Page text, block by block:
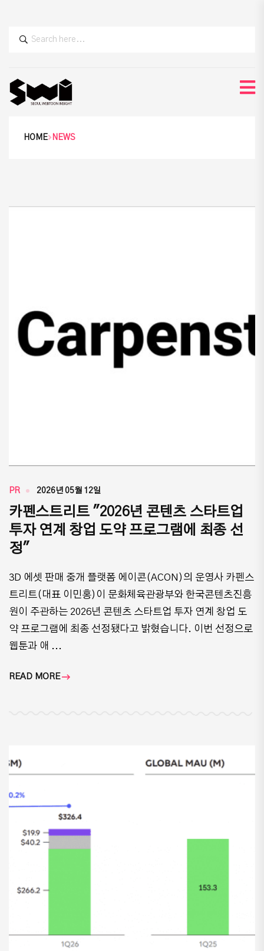
HOME NEWS
PR 2026년 05월 12일
카펜스트리트 "2026년 콘텐츠 스타트업
투자 연계 창업 도약 프로그램에 최종 선
정"
​3D 에셋 판매 중개 플랫폼 에이콘(ACON)의 운영사 카펜스
트리트(대표 이민홍)이 문화체육관광부와 한국콘텐츠진흥
원이 주관하는 2026년 콘텐츠 스타트업 투자 연계 창업 도
약 프로그램에 최종 선정됐다고 밝혔습니다. 이번 선정으로
웹툰과 애 ...
READ MORE